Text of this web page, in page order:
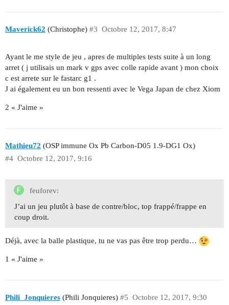
Maverick62 (Christophe) Octobre 12, 2017, 8:47
#3
Ayant le me style de jeu , apres de multiples tests suite à un long
arret ( j utilisais un mark v gps avec colle rapide avant ) mon choix
c est arrete sur le fastarc g1 .
J ai également eu un bon ressenti avec le Vega Japan de chez Xiom
2 « J'aime »
Mathieu72 (OSP immune Ox Pb Carbon-D05 1.9-DG1 Ox)
Octobre 12, 2017, 9:16
#4
feuforev:
J’ai un jeu plutôt à base de contre/bloc, top frappé/frappe en
coup droit.
Déjà, avec la balle plastique, tu ne vas pas être trop perdu…
1 « J'aime »
Phili_Jonquieres (Phili Jonquieres) Octobre 12, 2017, 9:30
#5